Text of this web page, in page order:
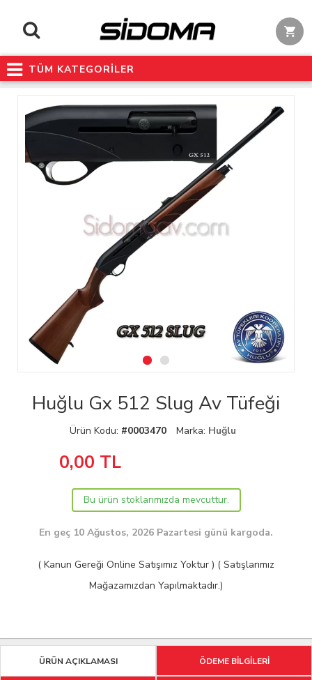
TÜM KATEGORİLER
Huğlu Gx 512 Slug Av Tüfeği
Ürün Kodu: #0003470 Marka: Huğlu
0,00 TL
Bu ürün stoklarımızda mevcuttur.
En geç 10 Ağustos, 2026 Pazartesi günü kargoda.
( Kanun Gereği Online Satışımız Yoktur ) ( Satışlarımız
Mağazamızdan Yapılmaktadır.)
ÜRÜN AÇIKLAMASI ÖDEME BİLGİLERİ